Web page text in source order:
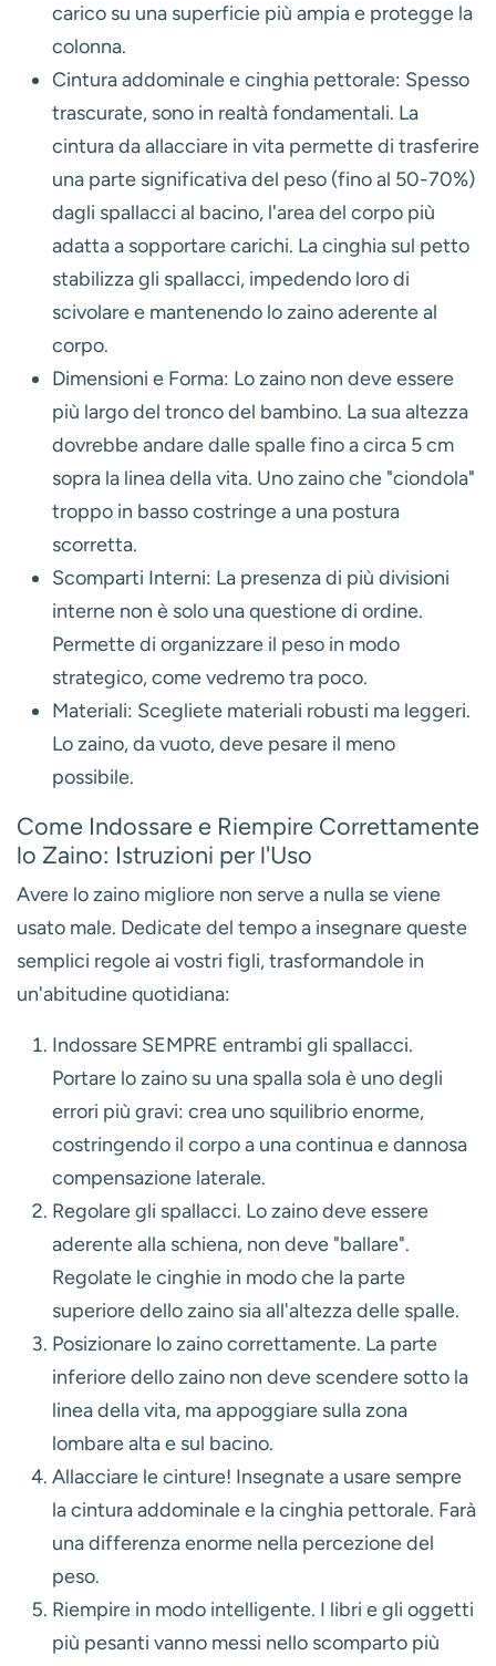
carico su una superficie più ampia e protegge la
colonna.
Cintura addominale e cinghia pettorale: Spesso
trascurate, sono in realtà fondamentali. La
cintura da allacciare in vita permette di trasferire
una parte significativa del peso (fino al 50-70%)
dagli spallacci al bacino, l'area del corpo più
adatta a sopportare carichi. La cinghia sul petto
stabilizza gli spallacci, impedendo loro di
scivolare e mantenendo lo zaino aderente al
corpo.
Dimensioni e Forma: Lo zaino non deve essere
più largo del tronco del bambino. La sua altezza
dovrebbe andare dalle spalle fino a circa 5 cm
sopra la linea della vita. Uno zaino che "ciondola"
troppo in basso costringe a una postura
scorretta.
Scomparti Interni: La presenza di più divisioni
interne non è solo una questione di ordine.
Permette di organizzare il peso in modo
strategico, come vedremo tra poco.
Materiali: Scegliete materiali robusti ma leggeri.
Lo zaino, da vuoto, deve pesare il meno
possibile.
Come Indossare e Riempire Correttamente
lo Zaino: Istruzioni per l'Uso
Avere lo zaino migliore non serve a nulla se viene
usato male. Dedicate del tempo a insegnare queste
semplici regole ai vostri figli, trasformandole in
un'abitudine quotidiana:
Indossare SEMPRE entrambi gli spallacci.
Portare lo zaino su una spalla sola è uno degli
errori più gravi: crea uno squilibrio enorme,
costringendo il corpo a una continua e dannosa
compensazione laterale.
Regolare gli spallacci. Lo zaino deve essere
aderente alla schiena, non deve "ballare".
Regolate le cinghie in modo che la parte
superiore dello zaino sia all'altezza delle spalle.
Posizionare lo zaino correttamente. La parte
inferiore dello zaino non deve scendere sotto la
linea della vita, ma appoggiare sulla zona
lombare alta e sul bacino.
Allacciare le cinture! Insegnate a usare sempre
la cintura addominale e la cinghia pettorale. Farà
una differenza enorme nella percezione del
peso.
Riempire in modo intelligente. I libri e gli oggetti
più pesanti vanno messi nello scomparto più